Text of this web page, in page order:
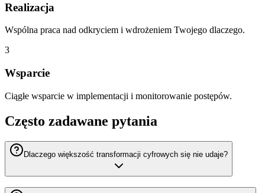
Realizacja
Wspólna praca nad odkryciem i wdrożeniem Twojego dlaczego.
3
Wsparcie
Ciągłe wsparcie w implementacji i monitorowanie postępów.
Często zadawane pytania
Dlaczego większość transformacji cyfrowych się nie udaje?